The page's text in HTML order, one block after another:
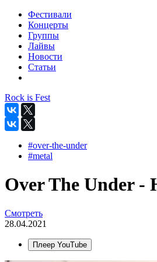
Фестивали
Концерты
Группы
Лайвы
Новости
Статьи
Rock is Fest
#over-the-under
#metal
Over The Under -
Смотреть
28.04.2021
Плеер YouTube